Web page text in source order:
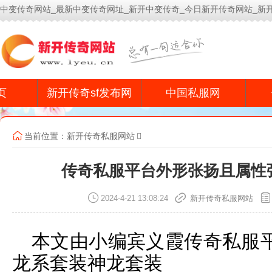
中变传奇网站_最新中变传奇网址_新开中变传奇_今日新开传奇网站_新
新开传奇sf发布网 中国私服网
当前位置： 新开传奇私服网站
传奇私服平台外形张扬且属
2024-4-21 13:08:24 新开传奇私服网站
本文由小编宾义霞传奇私服
龙系套装神龙套装